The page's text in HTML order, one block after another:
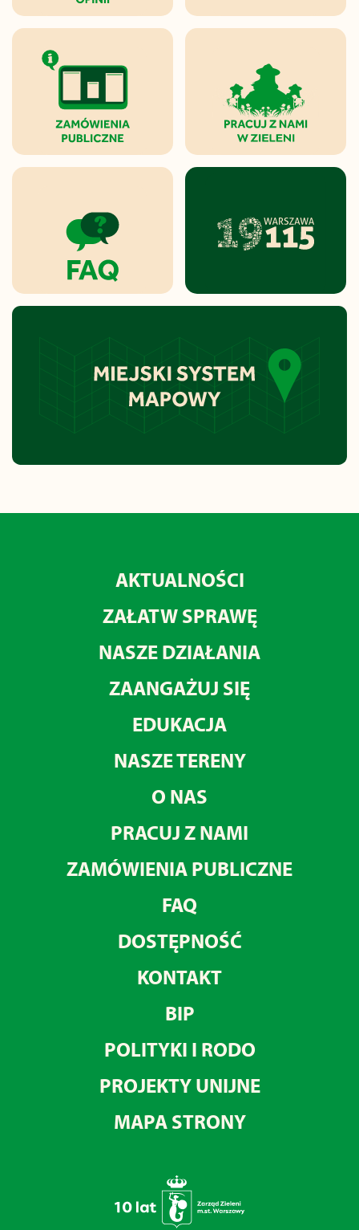
AKTUALNOŚCI
ZAŁATW SPRAWĘ
NASZE DZIAŁANIA
ZAANGAŻUJ SIĘ
EDUKACJA
NASZE TERENY
O NAS
PRACUJ Z NAMI
ZAMÓWIENIA PUBLICZNE
FAQ
DOSTĘPNOŚĆ
KONTAKT
BIP
POLITYKI I RODO
PROJEKTY UNIJNE
MAPA STRONY